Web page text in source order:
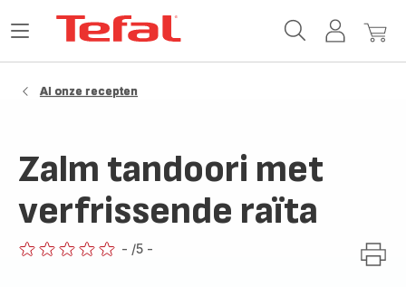
MijnMijn
Open
Al onze recepten
Zalm tandoori met
verfrissende raïta
- /5 -